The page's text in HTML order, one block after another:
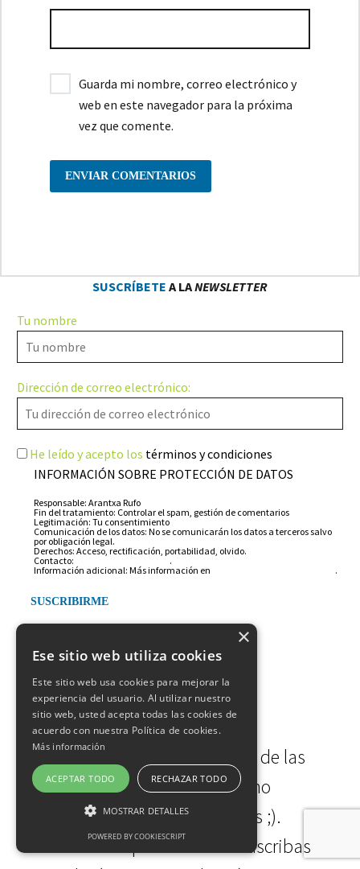
Guarda mi nombre, correo electrónico y
web en este navegador para la próxima
vez que comente.
ENVIAR COMENTARIOS
SUSCRÍBETE A LANEWSLETTER
Tu nombre
Dirección de correo electrónico:
He leído y acepto los términos y condiciones
INFORMACIÓN SOBRE PROTECCIÓN DE DATOS
Responsable: Arantxa Rufo
Fin del tratamiento: Controlar el spam, gestión de comentarios
Legitimación: Tu consentimiento
Comunicación de los datos: No se comunicarán los datos a terceros salvo
por obligación legal.
Derechos: Acceso, rectificación, portabilidad, olvido.
Contacto:
.
Información adicional: Más información en
.
ARTÍCULOS
SUSCRÍBETE
Subscríbete para enterarte de las
novedades. Prometo no
bombardearte a correos ;).
Recuerda que cuando te suscribas
×
Ese sitio web utiliza cookies
Este sitio web usa cookies para mejorar la
experiencia del usuario. Al utilizar nuestro
sitio web, usted acepta todas las cookies de
acuerdo con nuestra Política de cookies.
Más información
ACEPTAR TODO RECHAZAR TODO
MOSTRAR DETALLES
POWERED BY COOKIESCRIPT